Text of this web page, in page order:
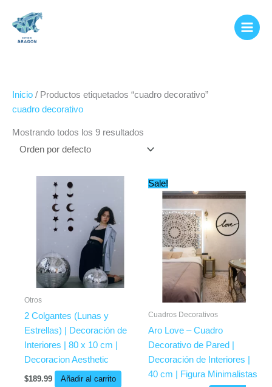
contenido
Inicio / Productos etiquetados “cuadro decorativo”
cuadro decorativo
Mostrando todos los 9 resultados
Otros
2 Colgantes (Lunas y
Estrellas) | Decoración de
Interiores | 80 x 10 cm |
Decoracion Aesthetic
$189.99 Añadir al carrito
Sale!
Cuadros Decorativos
Aro Love – Cuadro
Decorativo de Pared |
Decoración de Interiores |
40 cm | Figura Minimalistas
price
was:
$449.99.
price
is:
$249.99.